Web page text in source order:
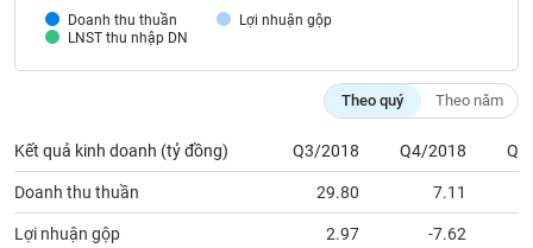
Doanh thu thuần
Lợi nhuận gộp
LNST thu nhập DN
Theo quý Theo năm
Kết quả kinh doanh (tỷ đồng) Q3/2018 Q4/2018
Doanh thu thuần 29.80 7.11
Lợi nhuận gộp 2.97 -7.62
Bài
(-)
Báo
cáo